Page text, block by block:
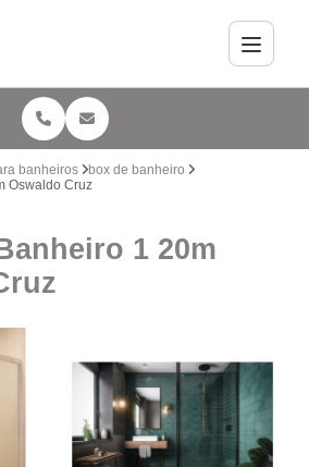
banheiros
box de banheiro
Oswaldo Cruz
1 20m